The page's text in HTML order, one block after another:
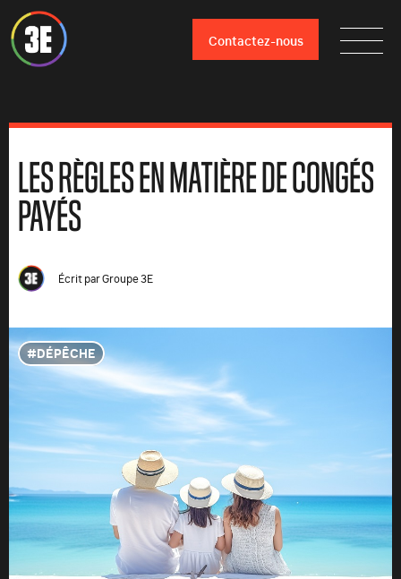
Contactez-nous
LES RÈGLES EN MATIÈRE DE CONGÉS
PAYÉS
Écrit parGroupe 3E
DÉPÊCHE